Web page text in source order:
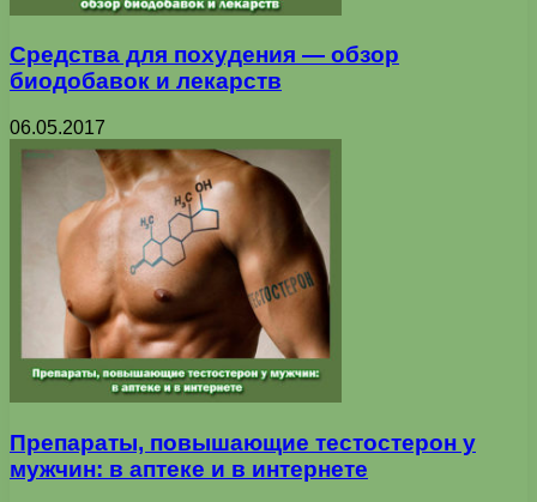
Средства для похудения — обзор
биодобавок и лекарств
06.05.2017
Препараты, повышающие тестостерон у
мужчин: в аптеке и в интернете